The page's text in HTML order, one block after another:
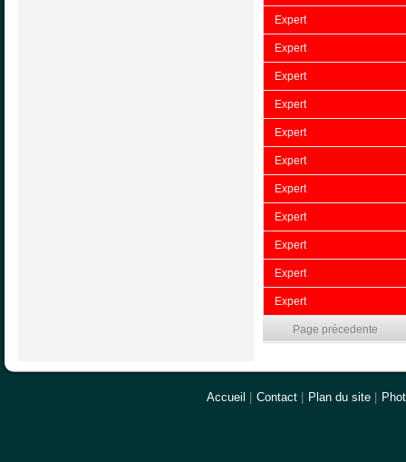
Expert
Expert
Expert
Expert
Expert
Expert
Expert
Expert
Expert
Expert
Expert
Page précedente
Accueil Contact Plan du site